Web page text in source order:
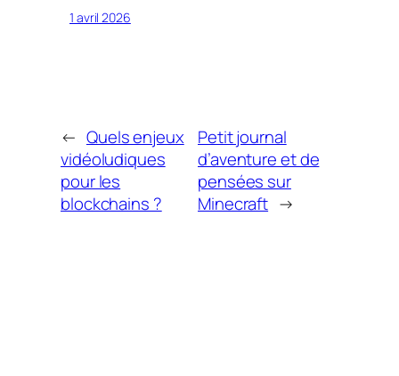
1 avril 2026
← Quels enjeux
vidéoludiques
pour les
blockchains ?
Petit journal
d’aventure et de
pensées sur
Minecraft →